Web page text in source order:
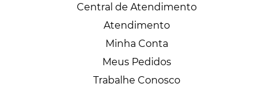
Central de Atendimento
Atendimento
Minha Conta
Meus Pedidos
Trabalhe Conosco